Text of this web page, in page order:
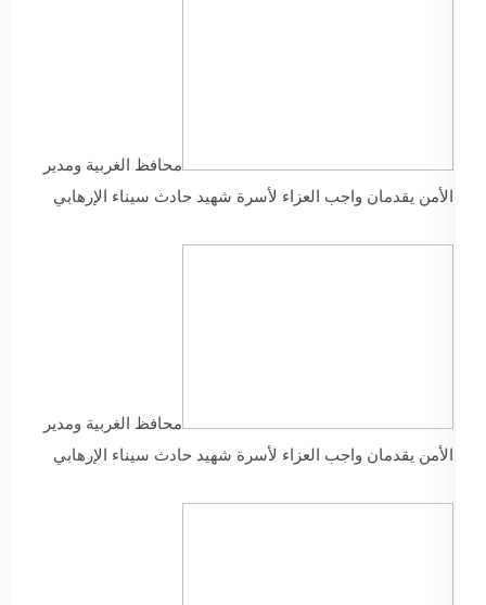
محافظ الغربية ومدير
الأمن يقدمان واجب العزاء لأسرة شهيد حادث سيناء الإرهابي
محافظ الغربية ومدير
الأمن يقدمان واجب العزاء لأسرة شهيد حادث سيناء الإرهابي